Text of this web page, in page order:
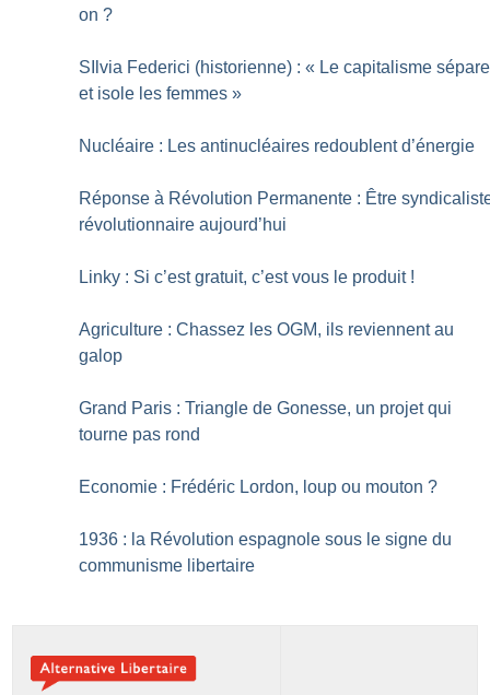
on ?
SIlvia Federici (historienne) : « Le capitalisme sépare
et isole les femmes »
Nucléaire : Les antinucléaires redoublent d’énergie
Réponse à Révolution Permanente : Être
révolutionnaire aujourd’hui
Linky : Si c’est gratuit, c’est vous le produit !
Agriculture : Chassez les OGM, ils reviennent au
galop
Grand Paris : Triangle de Gonesse, un projet qui
tourne pas rond
Economie : Frédéric Lordon, loup ou mouton ?
1936 : la Révolution espagnole sous le signe du
communisme libertaire